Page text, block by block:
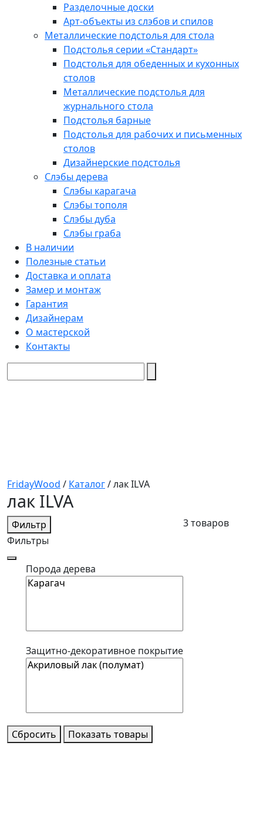
Разделочные доски
Арт-объекты из слэбов и спилов
Металлические подстолья для стола
Подстолья серии «Стандарт»
Подстолья для обеденных и кухонных
столов
Металлические подстолья для
журнального стола
Подстолья барные
Подстолья для рабочих и письменных
столов
Дизайнерские подстолья
Слэбы дерева
Слэбы карагача
Слэбы тополя
Слэбы дуба
Слэбы граба
В наличии
Полезные статьи
Доставка и оплата
Замер и монтаж
Гарантия
Дизайнерам
О мастерской
Контакты
FridayWood / Каталог/лак ILVA
лак ILVA
Фильтр
Фильтры
Порода дерева
Защитно-декоративное покрытие
Сбросить Показать товары
3 товаров